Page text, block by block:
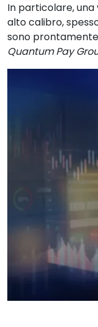
In particolare,
alto calibro,
sono
Quantum Pay